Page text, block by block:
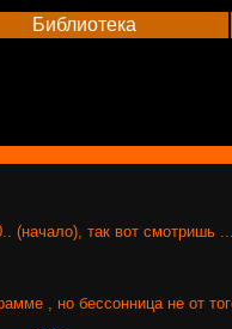
Библиотека
(начало), так вот
, но бессонница не от